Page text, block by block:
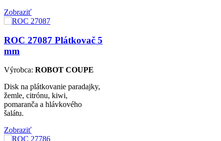
Zobraziť
ROC 27087 Plátkovač 5
mm
Výrobca: ROBOT COUPE
Disk na plátkovanie paradajky,
žemle, citrónu, kiwi,
pomaranča a hlávkového
šalátu.
Zobraziť